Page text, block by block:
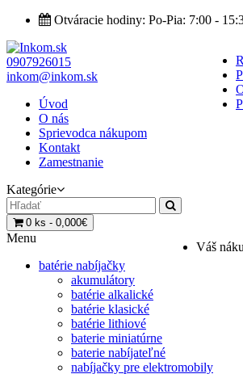
Otváracie hodiny: Po-Pia: 7:00 -
0907926015
inkom@inkom.sk
Úvod
O nás
Sprievodca nákupom
Kontakt
Zamestnanie
Kategórie
0 ks - 0,000€
Váš
Menu
batérie nabíjačky
akumulátory
batérie alkalické
batérie klasické
batérie lithiové
baterie miniatúrne
baterie nabíjateľné
nabíjačky pre elektromobily